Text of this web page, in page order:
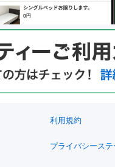
利用規約
プライバシーステ